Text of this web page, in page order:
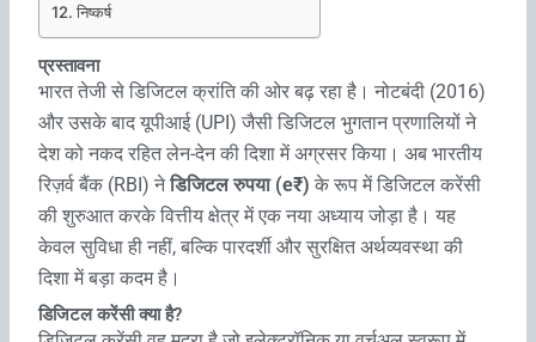
निष्कर्ष
प्रस्तावना
भारत तेजी से डिजिटल क्रांति की ओर बढ़ रहा है। नोटबंदी (2016)
और उसके बाद यूपीआई (UPI) जैसी डिजिटल भुगतान प्रणालियों ने
देश को नकद रहित लेन-देन की दिशा में अग्रसर किया। अब भारतीय
रिज़र्व बैंक (RBI) नेडिजिटल रुपया (e₹) के रूप में डिजिटल करेंसी
की शुरुआत करके वित्तीय क्षेत्र में एक नया अध्याय जोड़ा है। यह
केवल सुविधा ही नहीं, बल्कि पारदर्शी और सुरक्षित अर्थव्यवस्था की
दिशा में बड़ा कदम है।
डिजिटल करेंसी क्या है?